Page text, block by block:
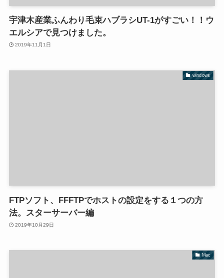
宇津木産業ふんわり毛束ハブラシUT-1がすごい！！ウ
エルシアで見つけました。
2019年11月1日
windows
FTPソフト、FFFTPでホストの設定をする１つの方
法。スターサーバー編
2019年10月29日
Mac